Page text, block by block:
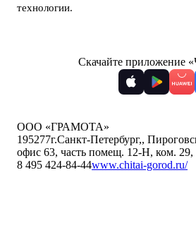
технологии.
Скачайте приложение
ООО «ГРАМОТА»
195277г.Санкт-Петербург,,
офис 63, часть помещ. 12-Н, ком. 29,
8 495 424-84-44www.chitai-gorod.ru/